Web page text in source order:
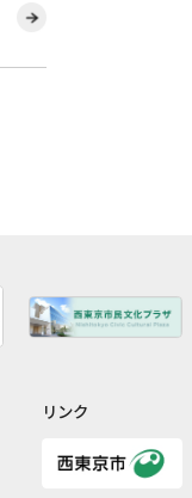
リンク